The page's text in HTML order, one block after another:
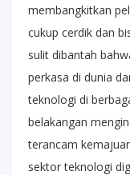
membangkitkan
cukup cerdik dan
sulit dibantah
perkasa di dunia
teknologi di
belakangan
terancam
sektor teknologi